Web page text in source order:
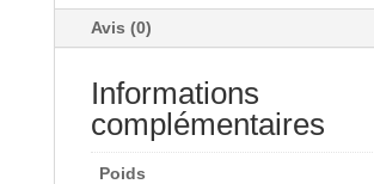
5x5mm
Avis (0)
Informations
complémentaires
Poids